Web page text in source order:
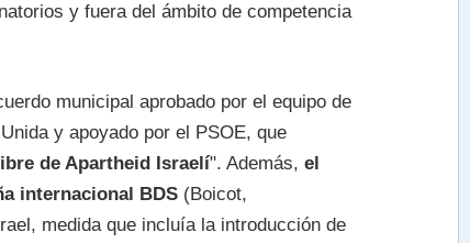
y fuera del ámbito de competencia
municipal aprobado por el equipo de
y apoyado por el PSOE, que
de Apartheid Israelí". Además,el
internacional BDS (Boicot,
medida que incluía la introducción de